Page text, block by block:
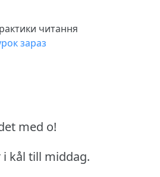
читання
зараз
med o!
kål till middag.